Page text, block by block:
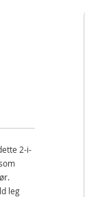
2-i-
leg